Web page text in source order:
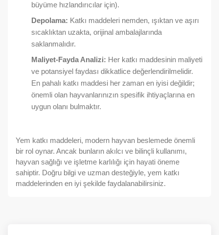
büyüme hızlandırıcılar için).
Depolama: Katkı maddeleri nemden, ışıktan ve aşırı
sıcaklıktan uzakta, orijinal ambalajlarında
saklanmalıdır.
Maliyet-Fayda Analizi: Her katkı maddesinin maliyeti
ve potansiyel faydası dikkatlice değerlendirilmelidir.
En pahalı katkı maddesi her zaman en iyisi değildir;
önemli olan hayvanlarınızın spesifik ihtiyaçlarına en
uygun olanı bulmaktır.
Yem katkı maddeleri, modern hayvan beslemede önemli
bir rol oynar. Ancak bunların akılcı ve bilinçli kullanımı,
hayvan sağlığı ve işletme karlılığı için hayati öneme
sahiptir. Doğru bilgi ve uzman desteğiyle, yem katkı
maddelerinden en iyi şekilde faydalanabilirsiniz.